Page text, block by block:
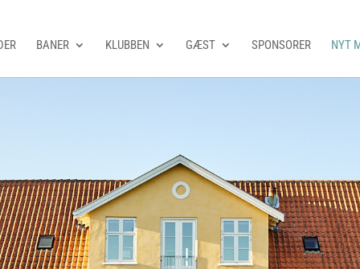
BANER KLUBBEN GÆST SPONSORER NYT